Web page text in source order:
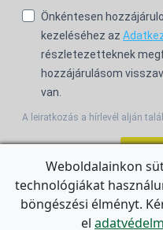
Önkéntesen
kezeléséhez az
részletezetteknek
hozzájárulásom
van.
A leiratkozás a hírlevél alján
For the English
Weboldalainkon
technológiákat
böngészési élményt.
el